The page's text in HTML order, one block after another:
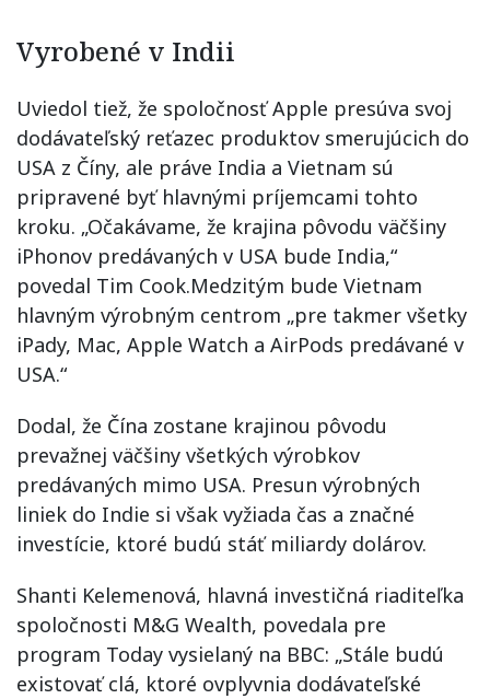
Vyrobené v Indii
Uviedol tiež, že spoločnosť Apple presúva svoj
dodávateľský reťazec produktov smerujúcich do
USA z Číny, ale práve India a Vietnam sú
pripravené byť hlavnými príjemcami tohto
kroku. „Očakávame, že krajina pôvodu väčšiny
iPhonov predávaných v USA bude India,“
povedal Tim Cook.Medzitým bude Vietnam
hlavným výrobným centrom „pre takmer všetky
iPady, Mac, Apple Watch a AirPods predávané v
USA.“
Dodal, že Čína zostane krajinou pôvodu
prevažnej väčšiny všetkých výrobkov
predávaných mimo USA. Presun výrobných
liniek do Indie si však vyžiada čas a značné
investície, ktoré budú stáť miliardy dolárov.
Shanti Kelemenová, hlavná investičná riaditeľka
spoločnosti M&G Wealth, povedala pre
program Today vysielaný na BBC: „Stále budú
existovať clá, ktoré ovplyvnia dodávateľské